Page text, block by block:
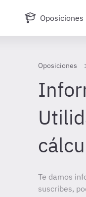
Oposiciones
Oposiciones
Te damos
suscribes,